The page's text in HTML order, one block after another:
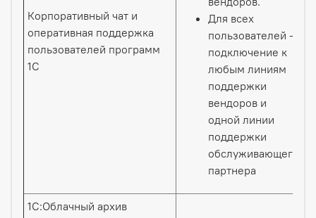
Корпоративный чат и
оперативная поддержка
пользователей программ
1С
Для всех
пользователей –
подключение к
любым линиям
поддержки
вендоров и
одной линии
поддержки
обслуживающего
партнера
1С:Облачный архив